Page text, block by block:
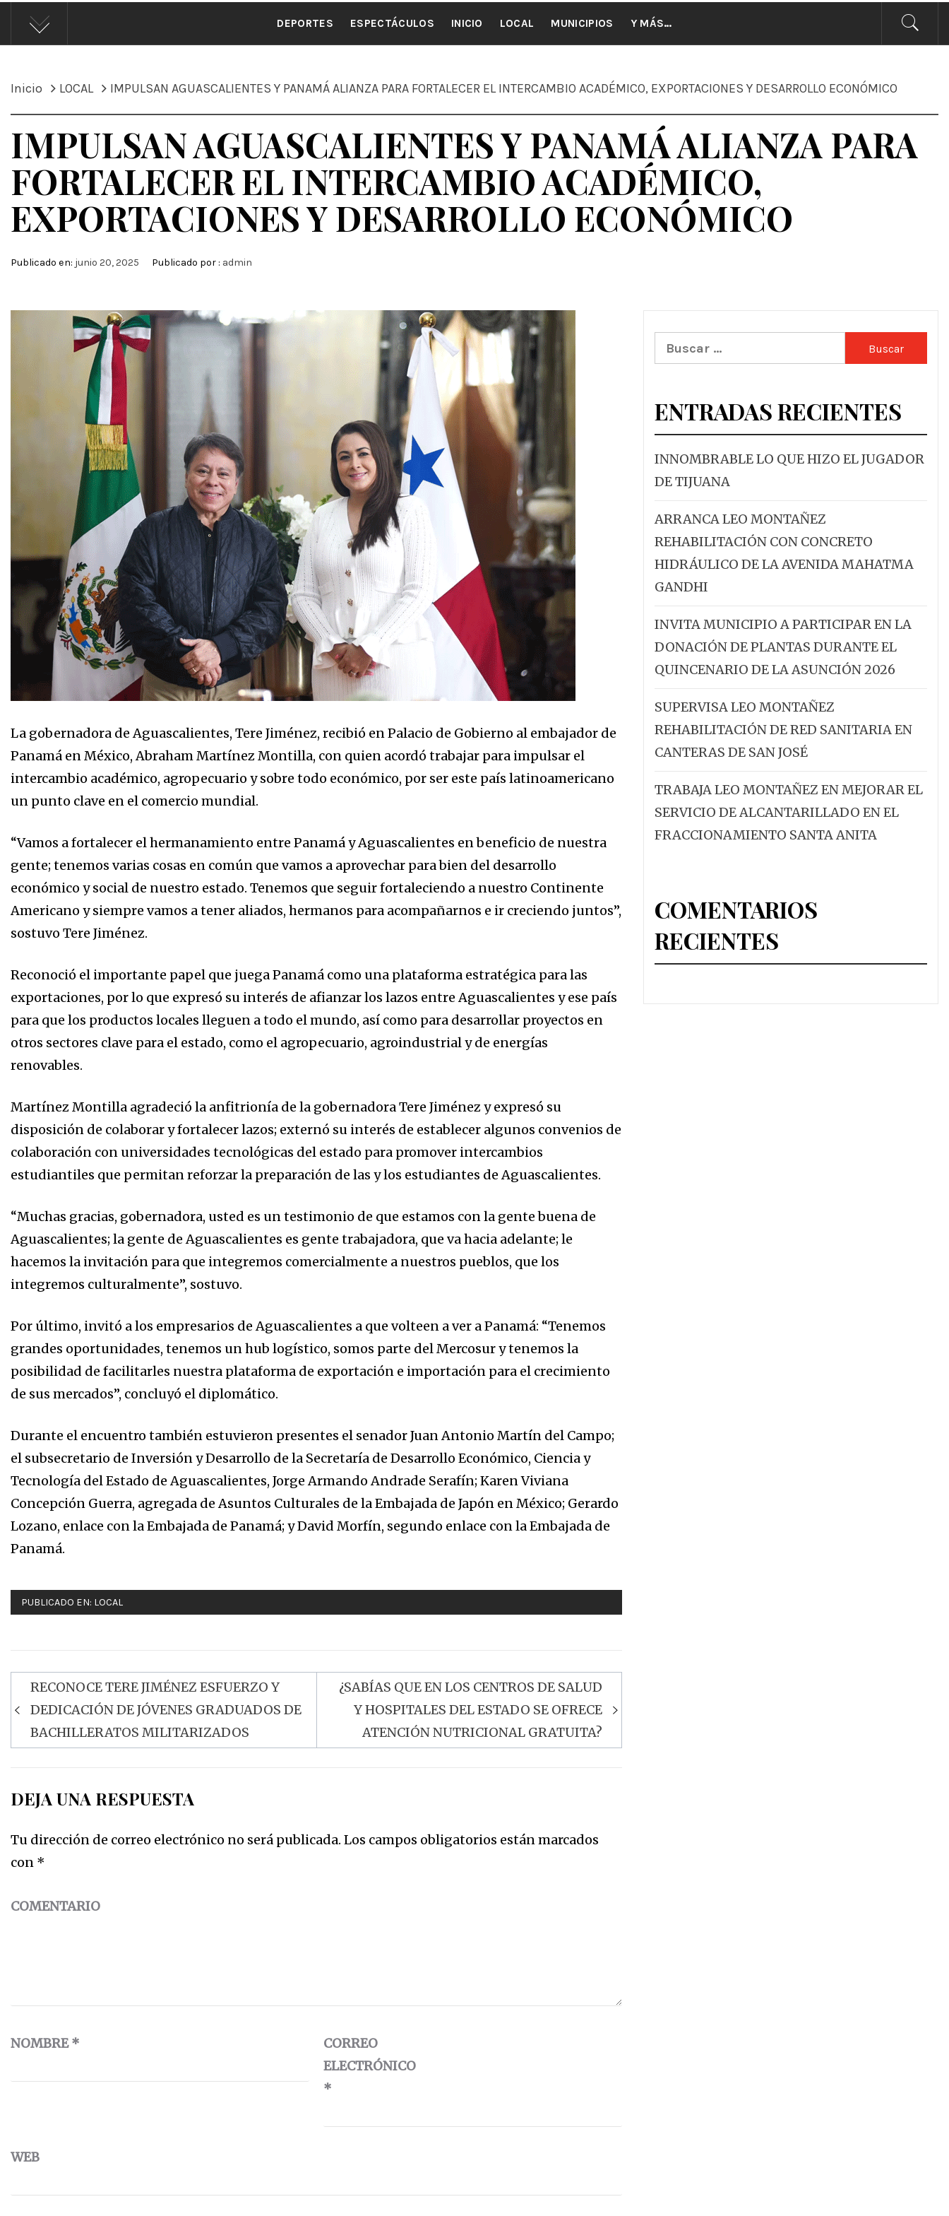
ÁNDALE NOTICIAS
DEPORTES ESPECTÁCULOS INICIO LOCAL MUNICIPIOS Y MÁS…
Inicio LOCAL IMPULSAN AGUASCALIENTES Y PANAMÁ ALIANZA PARA FORTALECER EL INTERCAMBIO ACADÉMICO, EXPORTACIONES Y DESARROLLO ECONÓMICO
IMPULSAN AGUASCALIENTES Y PANAMÁ ALIANZA PARA
FORTALECER EL INTERCAMBIO ACADÉMICO,
EXPORTACIONES Y DESARROLLO ECONÓMICO
Publicado en: junio 20, 2025 Publicado por : admin
La gobernadora de Aguascalientes, Tere Jiménez, recibió en Palacio de Gobierno al embajador de
Panamá en México, Abraham Martínez Montilla, con quien acordó trabajar para impulsar el
intercambio académico, agropecuario y sobre todo económico, por ser este país latinoamericano
un punto clave en el comercio mundial.
“Vamos a fortalecer el hermanamiento entre Panamá y Aguascalientes en beneficio de nuestra
gente; tenemos varias cosas en común que vamos a aprovechar para bien del desarrollo
económico y social de nuestro estado. Tenemos que seguir fortaleciendo a nuestro Continente
Americano y siempre vamos a tener aliados, hermanos para acompañarnos e ir creciendo juntos”,
sostuvo Tere Jiménez.
Reconoció el importante papel que juega Panamá como una plataforma estratégica para las
exportaciones, por lo que expresó su interés de afianzar los lazos entre Aguascalientes y ese país
para que los productos locales lleguen a todo el mundo, así como para desarrollar proyectos en
otros sectores clave para el estado, como el agropecuario, agroindustrial y de energías
renovables.
Martínez Montilla agradeció la anfitrionía de la gobernadora Tere Jiménez y expresó su
disposición de colaborar y fortalecer lazos; externó su interés de establecer algunos convenios de
colaboración con universidades tecnológicas del estado para promover intercambios
estudiantiles que permitan reforzar la preparación de las y los estudiantes de Aguascalientes.
“Muchas gracias, gobernadora, usted es un testimonio de que estamos con la gente buena de
Aguascalientes; la gente de Aguascalientes es gente trabajadora, que va hacia adelante; le
hacemos la invitación para que integremos comercialmente a nuestros pueblos, que los
integremos culturalmente”, sostuvo.
Por último, invitó a los empresarios de Aguascalientes a que volteen a ver a Panamá: “Tenemos
grandes oportunidades, tenemos un hub logístico, somos parte del Mercosur y tenemos la
posibilidad de facilitarles nuestra plataforma de exportación e importación para el crecimiento
de sus mercados”, concluyó el diplomático.
Durante el encuentro también estuvieron presentes el senador Juan Antonio Martín del Campo;
el subsecretario de Inversión y Desarrollo de la Secretaría de Desarrollo Económico, Ciencia y
Tecnología del Estado de Aguascalientes, Jorge Armando Andrade Serafín; Karen Viviana
Concepción Guerra, agregada de Asuntos Culturales de la Embajada de Japón en México; Gerardo
Lozano, enlace con la Embajada de Panamá; y David Morfín, segundo enlace con la Embajada de
Panamá.
PUBLICADO EN: LOCAL
Navegación
de
entradas
RECONOCE TERE JIMÉNEZ ESFUERZO Y
DEDICACIÓN DE JÓVENES GRADUADOS DE
BACHILLERATOS MILITARIZADOS
¿SABÍAS QUE EN LOS CENTROS DE SALUD
Y HOSPITALES DEL ESTADO SE OFRECE
ATENCIÓN NUTRICIONAL GRATUITA?
DEJA UNA RESPUESTA
Tu dirección de correo electrónico no será publicada. Los campos obligatorios están marcados
con *
COMENTARIO
NOMBRE*
CORREO
ELECTRÓNICO
*
WEB
Buscar:
ENTRADAS RECIENTES
INNOMBRABLE LO QUE HIZO EL JUGADOR
DE TIJUANA
ARRANCA LEO MONTAÑEZ
REHABILITACIÓN CON CONCRETO
HIDRÁULICO DE LA AVENIDA MAHATMA
GANDHI
INVITA MUNICIPIO A PARTICIPAR EN LA
DONACIÓN DE PLANTAS DURANTE EL
QUINCENARIO DE LA ASUNCIÓN 2026
SUPERVISA LEO MONTAÑEZ
REHABILITACIÓN DE RED SANITARIA EN
CANTERAS DE SAN JOSÉ
TRABAJA LEO MONTAÑEZ EN MEJORAR EL
SERVICIO DE ALCANTARILLADO EN EL
FRACCIONAMIENTO SANTA ANITA
COMENTARIOS
RECIENTES